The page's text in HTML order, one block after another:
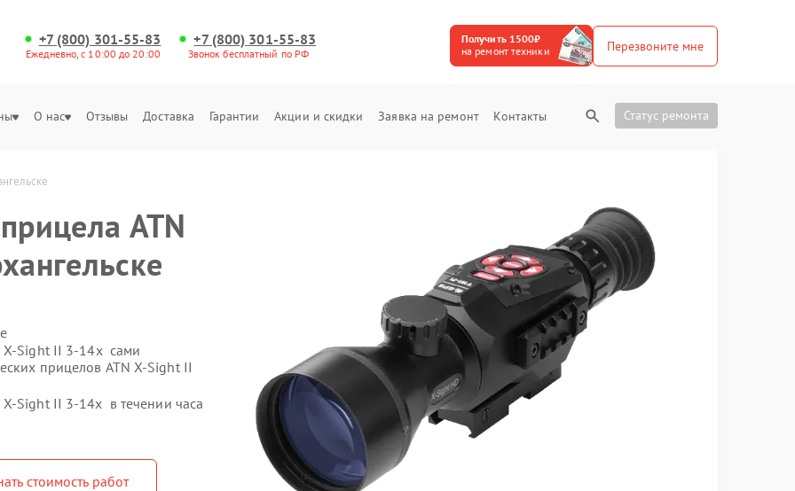
+7 (800) 301-55-83
Ежедневно, с 10:00 до 20:00
+7 (800) 301-55-83
Звонок бесплатный по РФ
Получить 1500₽
на ремонт техники
Перезвоните мне
О нас Отзывы Доставка Гарантии Акции и скидки Заявка на ремонт Контакты Статус ремонта
ATN
X-Sight II 3-14x сами
прицелов ATN X-Sight II
Sight II 3-14x в течении часа
стоимость работ